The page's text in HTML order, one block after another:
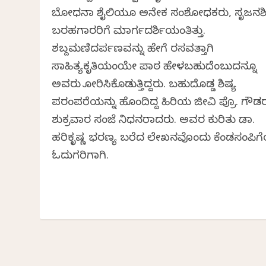
ಬೋಧನಾ ಶೈಲಿಯೂ ಅನೇಕ ಸಂಶೋಧಕರು,
ಬರಹಗಾರರಿಗೆ ಮಾರ್ಗದರ್ಶಿಯಂತಿತ್ತು.
ಶಬ್ದಮಣಿದರ್ಪಣವನ್ನು ಹೇಗೆ ರಸವತ್ತಾಗಿ
ಸಾಹಿತ್ಯಕೃತಿಯಂತೆಯೇ ಪಾಠ ಹೇಳಬಹುದೆಂಬುದನ್ನೂ
ಅವರು ತೋರಿಸಿಕೊಡುತ್ತಿದ್ದರು. ಬಹುದೊಡ್ಡ ಶಿಷ್ಯ
ಪರಂಪರೆಯನ್ನು ಹೊಂದಿದ್ದ ಹಿರಿಯ ಜೀವಿ ಪ್ರೊ.
ಶುಕ್ರವಾರ ಸಂಜೆ ನಿಧನರಾದರು. ಅವರ ಕುರಿತು ಡಾ.
ಹರಿಕೃಷ್ಣ ಭರಣ್ಯ ಬರೆದ ಲೇಖನವೊಂದು
ಓದುಗರಿಗಾಗಿ.